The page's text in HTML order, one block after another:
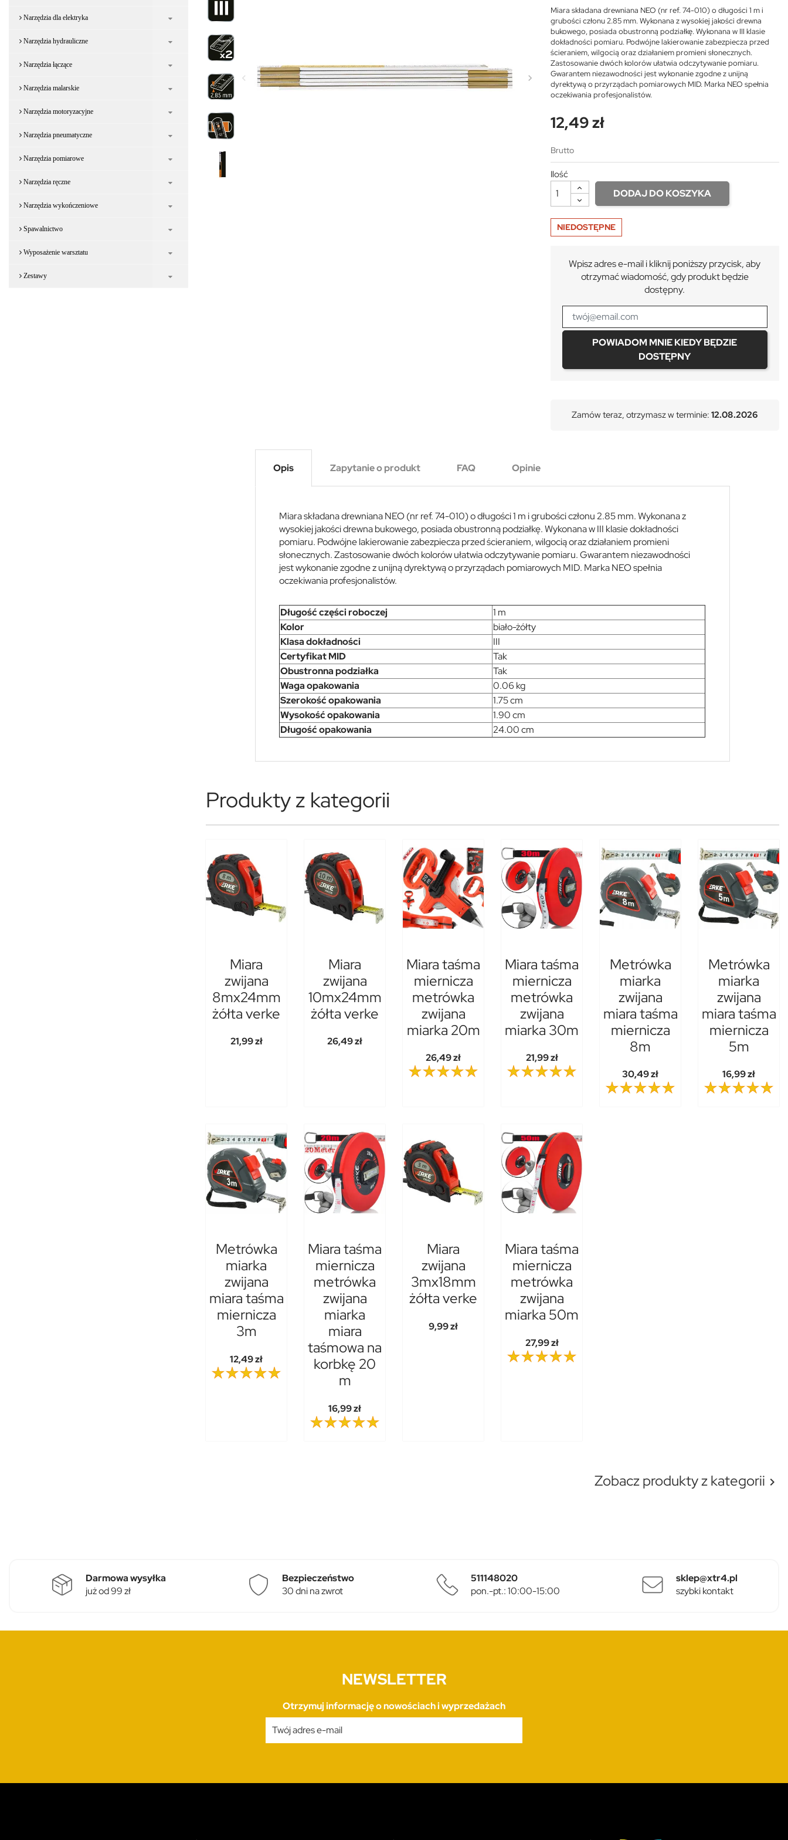
Narzędzia dla elektryka
Narzędzia hydrauliczne
Narzędzia łączące
Narzędzia malarskie
Narzędzia motoryzacyjne
Narzędzia pneumatyczne
Narzędzia pomiarowe
Narzędzia ręczne
Narzędzia wykończeniowe
Spawalnictwo
Wyposażenie warsztatu
Zestawy
Miara składana drewniana NEO (nr ref. 74-010) o długości 1 m i
grubości członu 2.85 mm. Wykonana z wysokiej jakości drewna
bukowego, posiada obustronną podziałkę. Wykonana w III klasie
dokładności pomiaru. Podwójne lakierowanie zabezpiecza przed
ścieraniem, wilgocią oraz działaniem promieni słonecznych.
Zastosowanie dwóch kolorów ułatwia odczytywanie pomiaru.
Gwarantem niezawodności jest wykonanie zgodne z unijną
dyrektywą o przyrządach pomiarowych MID. Marka NEO spełnia
oczekiwania profesjonalistów.
12,49 zł
Brutto
Ilość
DODAJ DO KOSZYKA
NIEDOSTĘPNE
Wpisz adres e-mail i kliknij poniższy przycisk, aby
otrzymać wiadomość, gdy produkt będzie
dostępny.
POWIADOM MNIE KIEDY BĘDZIE
DOSTĘPNY
Zamów teraz, otrzymasz w terminie: 12.08.2026
Opis Zapytanie o produkt FAQ Opinie
Miara składana drewniana NEO (nr ref. 74-010) o długości 1 m i grubości członu 2.85 mm. Wykonana z
wysokiej jakości drewna bukowego, posiada obustronną podziałkę. Wykonana w III klasie dokładności
pomiaru. Podwójne lakierowanie zabezpiecza przed ścieraniem, wilgocią oraz działaniem promieni
słonecznych. Zastosowanie dwóch kolorów ułatwia odczytywanie pomiaru. Gwarantem niezawodności
jest wykonanie zgodne z unijną dyrektywą o przyrządach pomiarowych MID. Marka NEO spełnia
oczekiwania profesjonalistów.
Długość części roboczej
1 m
Kolor
biało-żółty
Klasa dokładności
III
Certyfikat MID
Tak
Obustronna podziałka
Tak
Waga opakowania
0.06 kg
Szerokość opakowania
1.75 cm
Wysokość opakowania
1.90 cm
Długość opakowania
24.00 cm
Produkty z kategorii
Miara
zwijana
8mx24mm
żółta verke
21,99 zł
Miara
zwijana
10mx24mm
żółta verke
26,49 zł
Miara taśma
miernicza
metrówka
zwijana
miarka 20m
26,49 zł
Miara taśma
miernicza
metrówka
zwijana
miarka 30m
21,99 zł
Metrówka
miarka
zwijana
miara taśma
miernicza
8m
30,49 zł
Metrówka
miarka
zwijana
miara taśma
miernicza
5m
16,99 zł
Metrówka
miarka
zwijana
miara taśma
miernicza
3m
12,49 zł
Miara taśma
miernicza
metrówka
zwijana
miarka
miara
taśmowa na
korbkę 20
m
16,99 zł
Miara
zwijana
3mx18mm
żółta verke
9,99 zł
Miara taśma
miernicza
metrówka
zwijana
miarka 50m
27,99 zł
Zobacz produkty z kategorii 
Darmowa wysyłka
już od 99 zł
Bezpieczeństwo
30 dni na zwrot
511148020
pon.-pt.: 10:00-15:00
sklep@xtr4.pl
szybki kontakt
NEWSLETTER
Otrzymuj informację o nowościach i wyprzedażach